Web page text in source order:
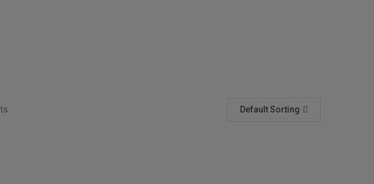
Default Sorting